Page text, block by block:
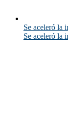
Se aceleró la
Se aceleró la